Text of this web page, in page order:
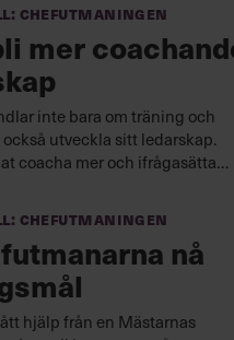
Chefutmaningen
mer
inte bara om träning och
utveckla sitt ledarskap.
coacha mer och ifrågasätta
Chefutmaningen
nå
hjälp från en Mästarnas